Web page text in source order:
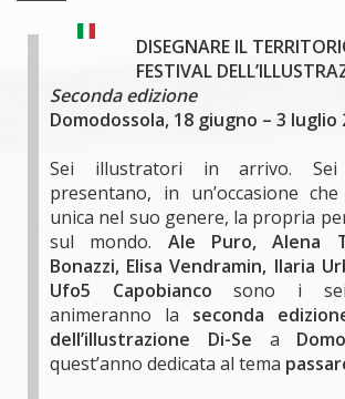
DISEGNARE IL
FESTIVAL
Seconda edizione
Domodossola, 18 giugno – 3 luglio
Sei illustratori in arrivo. Sei
presentano, in un’occasione
unica nel suo genere, la propria
sul mondo. Ale Puro, Alena
Bonazzi, Elisa Vendramin, Ilaria
Ufo5 Capobiancosono i
animeranno la seconda
dell’illustrazione Di-Se a
quest’anno dedicata al tema